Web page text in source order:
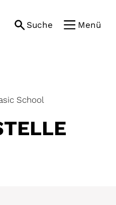
Suche Menü
School